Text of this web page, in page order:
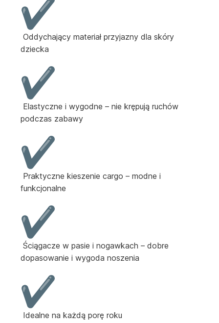
Oddychający materiał przyjazny dla skóry
dziecka
Elastyczne i wygodne – nie krępują ruchów
podczas zabawy
Praktyczne kieszenie cargo – modne i
funkcjonalne
Ściągacze w pasie i nogawkach – dobre
dopasowanie i wygoda noszenia
Idealne na każdą porę roku